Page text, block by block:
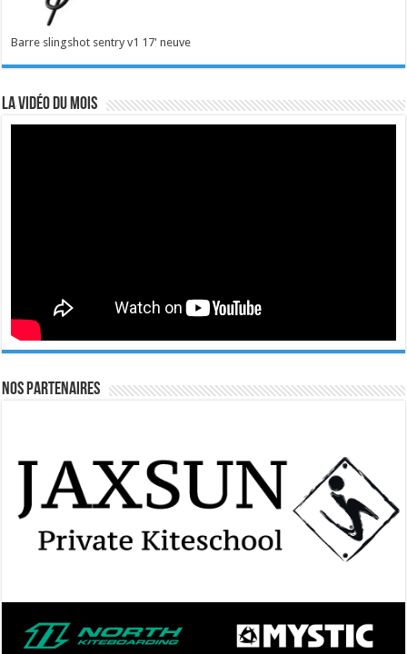
Barre slingshot sentry v1 17' neuve
La vidéo du mois
Nos Partenaires